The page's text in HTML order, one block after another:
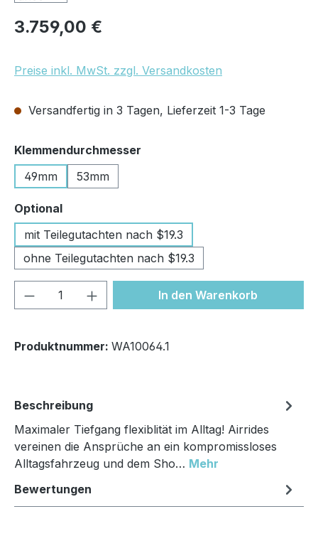
Regulärer Preis:
3.759,00 €
Preise inkl. MwSt. zzgl. Versandkosten
Versandfertig in 3 Tagen, Lieferzeit 1-3 Tage
Klemmendurchmesser
49mm
53mm
Optionalauswählen
mit Teilegutachten nach $19.3
ohne Teilegutachten nach $19.3
Produkt Anzahl: Gib denIn den Warenkorb
Produktnummer: WA10064.1
Beschreibung
Maximaler Tiefgang flexiblität im Alltag! Airrides
vereinen die Ansprüche an ein kompromissloses
Alltagsfahrzeug und dem Sho… Mehr
Bewertungen